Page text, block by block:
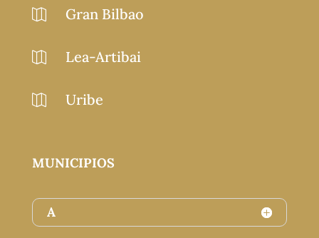
 Gran Bilbao
 Lea-Artibai
 Uribe
MUNICIPIOS
A